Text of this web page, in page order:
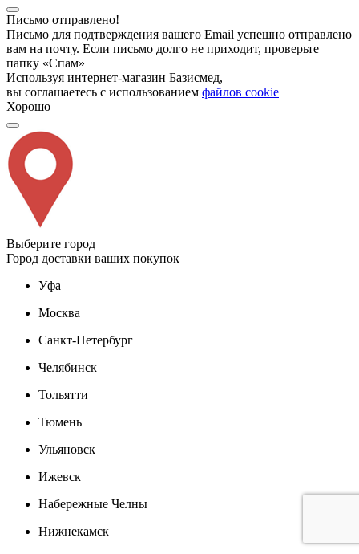
Письмо отправлено!
Письмо для подтверждения вашего Email успешно отправлено
вам на почту. Если письмо долго не приходит, проверьте
папку «Спам»
Используя интернет-магазин Базисмед,
вы соглашаетесь с использованием файлов cookie
Хорошо
Выберите город
Город доставки ваших покупок
Уфа
Москва
Санкт-Петербург
Челябинск
Тольятти
Тюмень
Ульяновск
Ижевск
Набережные Челны
Нижнекамск